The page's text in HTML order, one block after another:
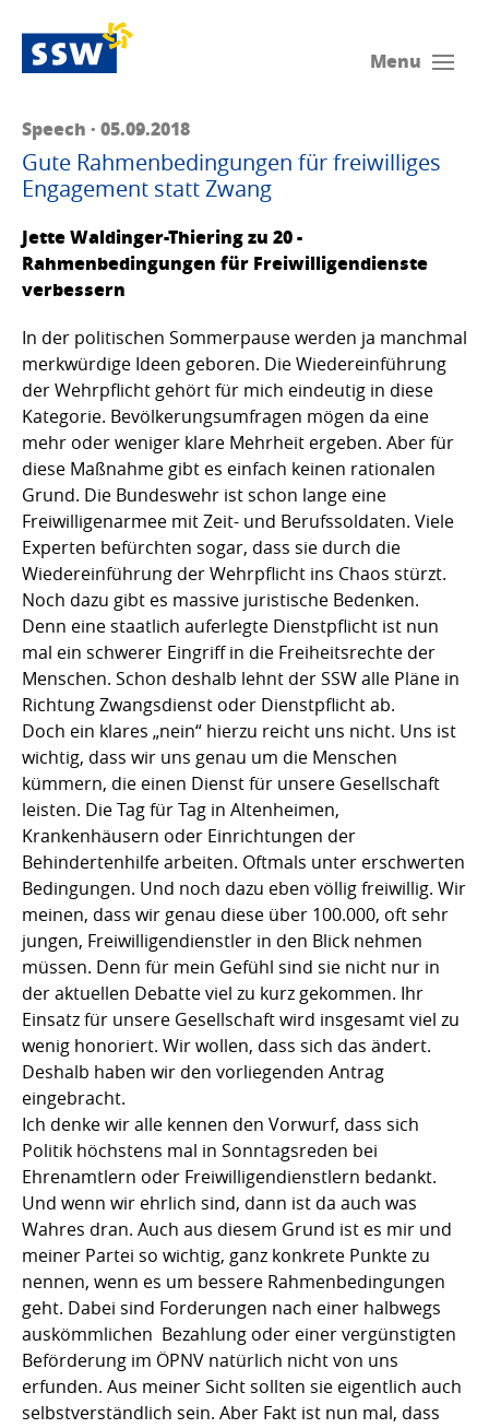
Menu
Speech · 05.09.2018
Gute Rahmenbedingungen für freiwilliges
Engagement statt Zwang
Jette Waldinger-Thiering zu 20 -
Rahmenbedingungen für Freiwilligendienste
verbessern
In der politischen Sommerpause werden ja manchmal
merkwürdige Ideen geboren. Die Wiedereinführung
der Wehrpflicht gehört für mich eindeutig in diese
Kategorie. Bevölkerungsumfragen mögen da eine
mehr oder weniger klare Mehrheit ergeben. Aber für
diese Maßnahme gibt es einfach keinen rationalen
Grund. Die Bundeswehr ist schon lange eine
Freiwilligenarmee mit Zeit- und Berufssoldaten. Viele
Experten befürchten sogar, dass sie durch die
Wiedereinführung der Wehrpflicht ins Chaos stürzt.
Noch dazu gibt es massive juristische Bedenken.
Denn eine staatlich auferlegte Dienstpflicht ist nun
mal ein schwerer Eingriff in die Freiheitsrechte der
Menschen. Schon deshalb lehnt der SSW alle Pläne in
Richtung Zwangsdienst oder Dienstpflicht ab.
Doch ein klares „nein“ hierzu reicht uns nicht. Uns ist
wichtig, dass wir uns genau um die Menschen
kümmern, die einen Dienst für unsere Gesellschaft
leisten. Die Tag für Tag in Altenheimen,
Krankenhäusern oder Einrichtungen der
Behindertenhilfe arbeiten. Oftmals unter erschwerten
Bedingungen. Und noch dazu eben völlig freiwillig. Wir
meinen, dass wir genau diese über 100.000, oft sehr
jungen, Freiwilligendienstler in den Blick nehmen
müssen. Denn für mein Gefühl sind sie nicht nur in
der aktuellen Debatte viel zu kurz gekommen. Ihr
Einsatz für unsere Gesellschaft wird insgesamt viel zu
wenig honoriert. Wir wollen, dass sich das ändert.
Deshalb haben wir den vorliegenden Antrag
eingebracht.
Ich denke wir alle kennen den Vorwurf, dass sich
Politik höchstens mal in Sonntagsreden bei
Ehrenamtlern oder Freiwilligendienstlern bedankt.
Und wenn wir ehrlich sind, dann ist da auch was
Wahres dran. Auch aus diesem Grund ist es mir und
meiner Partei so wichtig, ganz konkrete Punkte zu
nennen, wenn es um bessere Rahmenbedingungen
geht. Dabei sind Forderungen nach einer halbwegs
auskömmlichen Bezahlung oder einer vergünstigten
Beförderung im ÖPNV natürlich nicht von uns
erfunden. Aus meiner Sicht sollten sie eigentlich auch
selbstverständlich sein. Aber Fakt ist nun mal, dass